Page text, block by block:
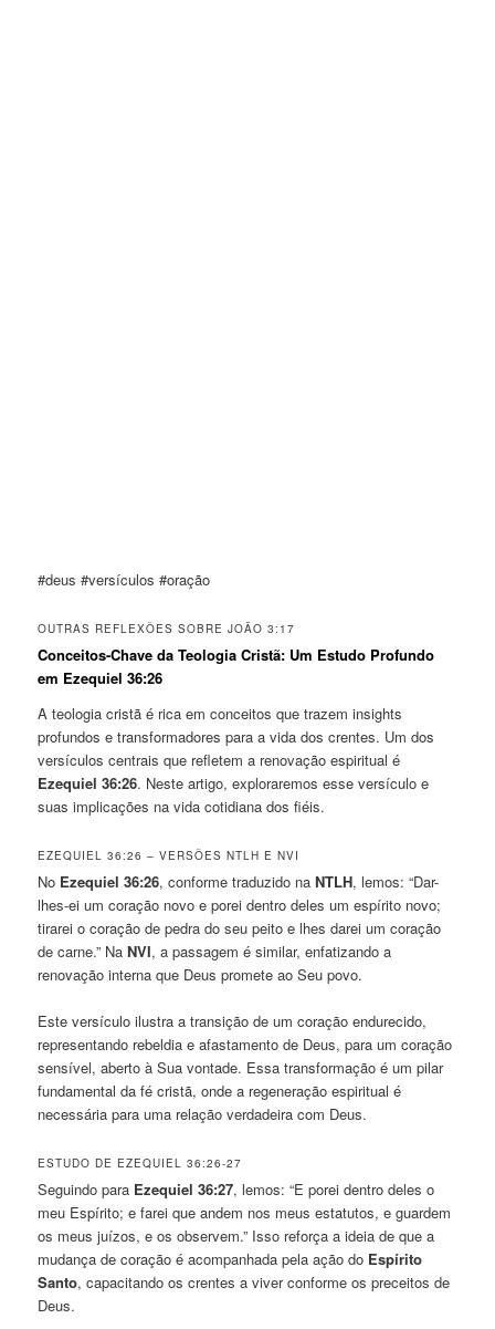
#deus #versículos #oração
OUTRAS REFLEXÕES SOBRE JOÃO 3:17
Conceitos-Chave da Teologia Cristã: Um Estudo Profundo
em Ezequiel 36:26
A teologia cristã é rica em conceitos que trazem insights
profundos e transformadores para a vida dos crentes. Um dos
versículos centrais que refletem a renovação espiritual é
Ezequiel 36:26. Neste artigo, exploraremos esse versículo e
suas implicações na vida cotidiana dos fiéis.
EZEQUIEL 36:26 – VERSÕES NTLH E NVI
No Ezequiel 36:26, conforme traduzido naNTLH, lemos: “Dar-
lhes-ei um coração novo e porei dentro deles um espírito novo;
tirarei o coração de pedra do seu peito e lhes darei um coração
de carne.” NaNVI, a passagem é similar, enfatizando a
renovação interna que Deus promete ao Seu povo.
Este versículo ilustra a transição de um coração endurecido,
representando rebeldia e afastamento de Deus, para um coração
sensível, aberto à Sua vontade. Essa transformação é um pilar
fundamental da fé cristã, onde a regeneração espiritual é
necessária para uma relação verdadeira com Deus.
ESTUDO DE EZEQUIEL 36:26-27
Seguindo para Ezequiel 36:27, lemos: “E porei dentro deles o
meu Espírito; e farei que andem nos meus estatutos, e guardem
os meus juízos, e os observem.” Isso reforça a ideia de que a
mudança de coração é acompanhada pela ação do Espírito
Santo, capacitando os crentes a viver conforme os preceitos de
Deus.